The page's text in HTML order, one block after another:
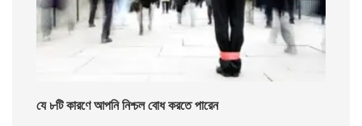
যে ৮টি কারণে আপনি নিশ্চল বোধ করতে পারেন